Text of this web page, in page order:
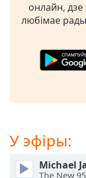
dialog
close
window.
Text
Color
онлайн, дзе
любімае
У эфіры:
Michael
The New